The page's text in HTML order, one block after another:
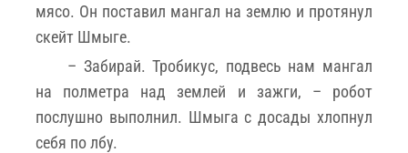
мясо. Он поставил мангал на землю и протянул
скейт Шмыге.
– Забирай. Тробикус, подвесь нам мангал
на полметра над землей и зажги, – робот
послушно выполнил. Шмыга с досады хлопнул
себя по лбу.